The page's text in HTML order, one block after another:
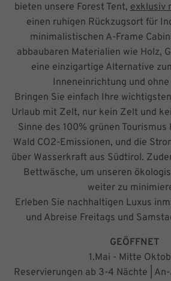
bieten unsere Forest Tent, exklusiv
einen ruhigen Rückzugsort für
minimalistischen A-Frame
abbaubaren Materialien wie Holz,
eine einzigartige Alternative
Inneneinrichtung und ohne
Bringen Sie einfach Ihre
Urlaub mit Zelt, nur kein Zelt und
Sinne des 100% grünen
Wald CO2-Emissionen, und die
über Wasserkraft aus Südtirol.
Bettwäsche, um unseren
weiter zu
Erleben Sie nachhaltigen Luxus
und Abreise Freitags und
GEÖFFNET
1.Mai - Mitte
Reservierungen ab 3-4 Nächte |